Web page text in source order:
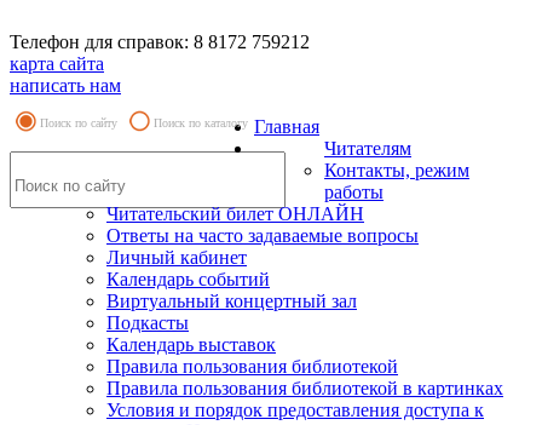
Телефон для справок: 8 8172 759212
карта сайта
написать нам
Поиск по сайту Поиск по каталогу Главная
Читателям
Контакты, режим
работы
Читательский билет ОНЛАЙН
Ответы на часто задаваемые вопросы
Личный кабинет
Календарь событий
Виртуальный концертный зал
Подкасты
Календарь выставок
Правила пользования библиотекой
Правила пользования библиотекой в картинках
Условия и порядок предоставления доступа к